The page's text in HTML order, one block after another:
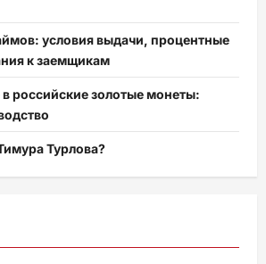
условия выдачи, процентные
к заемщикам
российские золотые монеты:
Турлова?